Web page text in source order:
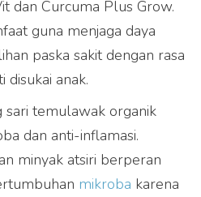
dan Curcuma Plus Grow.
guna menjaga daya
paska sakit dengan rasa
disukai anak.
sari temulawak organik
dan anti-inflamasi.
minyak atsiri berperan
mikroba karena